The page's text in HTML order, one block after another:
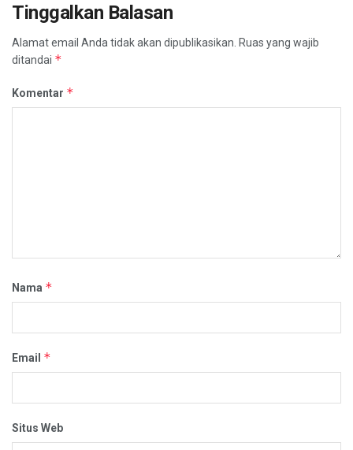
Tinggalkan Balasan
Alamat email Anda tidak akan dipublikasikan. Ruas yang wajib
ditandai *
Komentar *
Nama *
Email *
Situs Web